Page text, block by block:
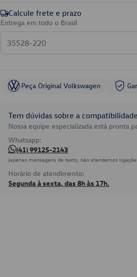
Calcule frete e prazo
Entrega em todo o Brasil
Peça Original Volkswagen
Tem dúvidas sobre a
Nossa equipe especializada está pronta
Whatsapp:
(41) 99125-2143
(apenas mensagens de texto, não atendemos
Horário de atendimento:
Segunda à sexta, das 8h às 17h.